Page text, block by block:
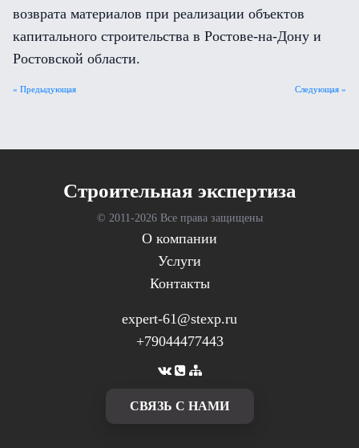
возврата материалов при реализации объектов
капитального строительства в Ростове-на-Дону и
Ростовской области.
Следующая »
« Предыдующая
Cтроительная экспертиза
© 2011-2026 Все права защищены
О компании
Услуги
Контакты
expert-61@stexp.ru
+79044477443
CВЯЗЬ С НАМИ